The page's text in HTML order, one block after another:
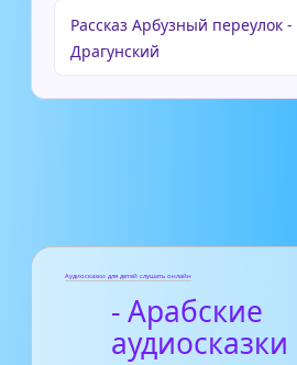
Рассказ Арбузный переулок
Драгунский
Аудиосказки для детей слушать онлайн
- Арабские
аудиосказки